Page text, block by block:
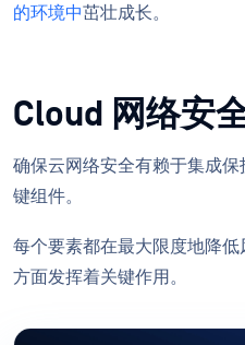
的环境中茁壮成长。
Cloud 网络安
确保云网络安全有赖于集成
键组件。
每个要素都在最大限度地降
方面发挥着关键作用。